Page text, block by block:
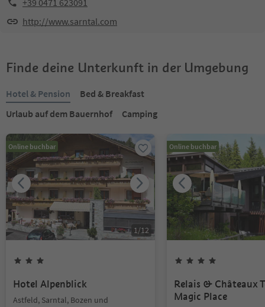
+39 0471 623091
http://www.sarntal.com
Finde deine Unterkunft in der Umgebung
Hotel & Pension
Bed & Breakfast
Urlaub auf dem Bauernhof
Camping
Online buchbar
1/12
Hotel Alpenblick
Astfeld, Sarntal, Bozen und
Online buchbar
Relais & Châteaux
Magic Place